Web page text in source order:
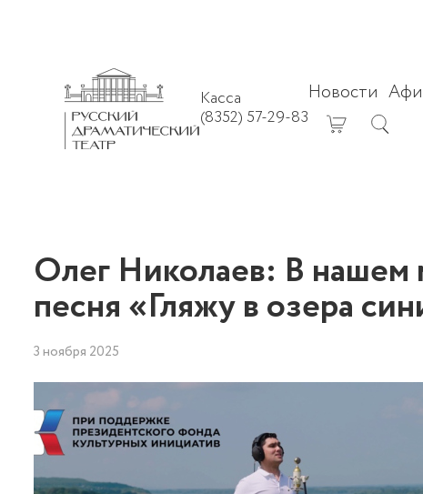
Касса
(8352) 57-29-83
Новости
Олег Николаев: В нашем
песня «Гляжу в озера
3 ноября 2025